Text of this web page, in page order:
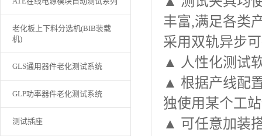
老化板上下料分选机(BIB装载
机)
GLS通用器件老化测试系统
GLP功率器件老化测试系统
测试插座
丰富,满足各类
采用双轨异步
▲ 人性化测试
▲ 根据产线配
独使用某个工
▲ 可任意加装